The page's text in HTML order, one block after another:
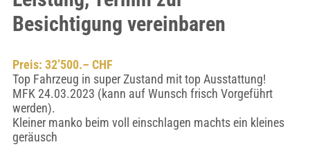
Besichtigung vereinbaren
Preis: 32’500.– CHF
Top Fahrzeug in super Zustand mit top Ausstattung!
MFK 24.03.2023 (kann auf Wunsch frisch Vorgeführt
werden).
Kleiner manko beim voll einschlagen machts ein kleines
geräusch